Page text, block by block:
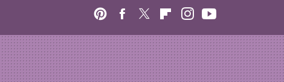
PinterestFacebook
Twitter FlipboardInstagram